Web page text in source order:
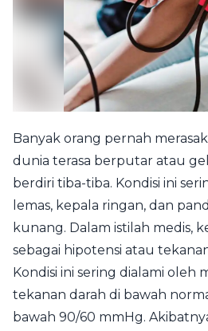
Banyak orang pernah
dunia terasa berputar atau
berdiri tiba-tiba. Kondisi ini
lemas, kepala ringan, dan
kunang. Dalam istilah medis,
sebagai hipotensi atau
Kondisi ini sering dialami oleh
tekanan darah di bawah
bawah 90/60 mmHg.